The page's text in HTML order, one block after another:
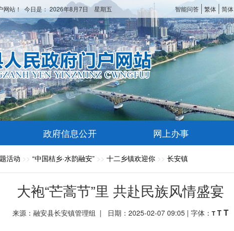
智能问答 繁体 简体
网站！ 今日是： 2026年8月7日 星期五
政府信息公开 网上办事
活动 >> “中国桔乡·水韵融安” >> 十二乡镇欢迎你 >> 长安镇
大袍“芒蒿节”里 共赴民族风情盛宴
来源：融安县长安镇管理组 | 日期：2025-02-07 09:05 | 字体： T T T